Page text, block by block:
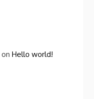
onHello world!